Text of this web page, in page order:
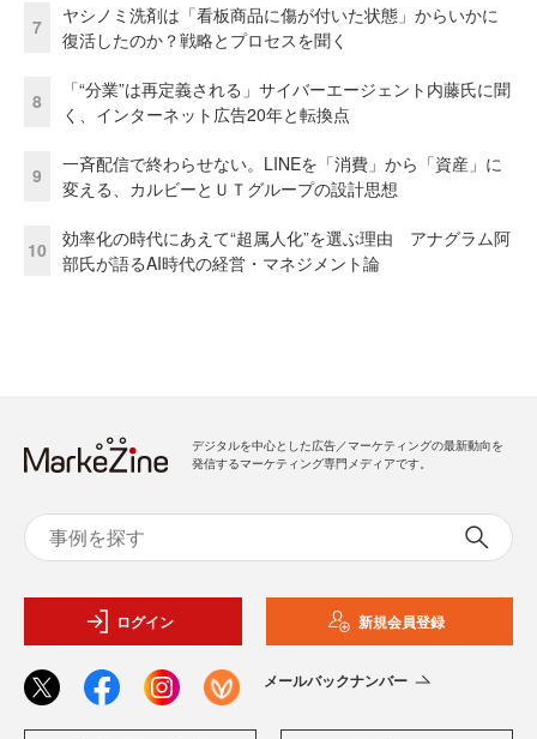
7
ヤシノミ洗剤は「看板商品に傷が付いた状態」からいかに
復活したのか？戦略とプロセスを聞く
8
「“分業”は再定義される」サイバーエージェント内藤氏に聞
く、インターネット広告20年と転換点
9
一斉配信で終わらせない。LINEを「消費」から「資産」に
変える、カルビーとＵＴグループの設計思想
10
効率化の時代にあえて“超属人化”を選ぶ理由 アナグラム阿
部氏が語るAI時代の経営・マネジメント論
デジタルを中心とした広告／マーケティングの最新動向を
発信するマーケティング専門メディアです。
ログイン 新規会員登録
メールバックナンバー